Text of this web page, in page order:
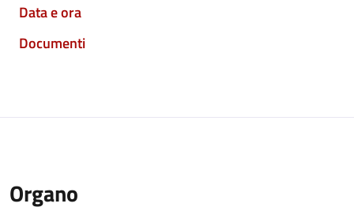
Data e ora
Documenti
Organo